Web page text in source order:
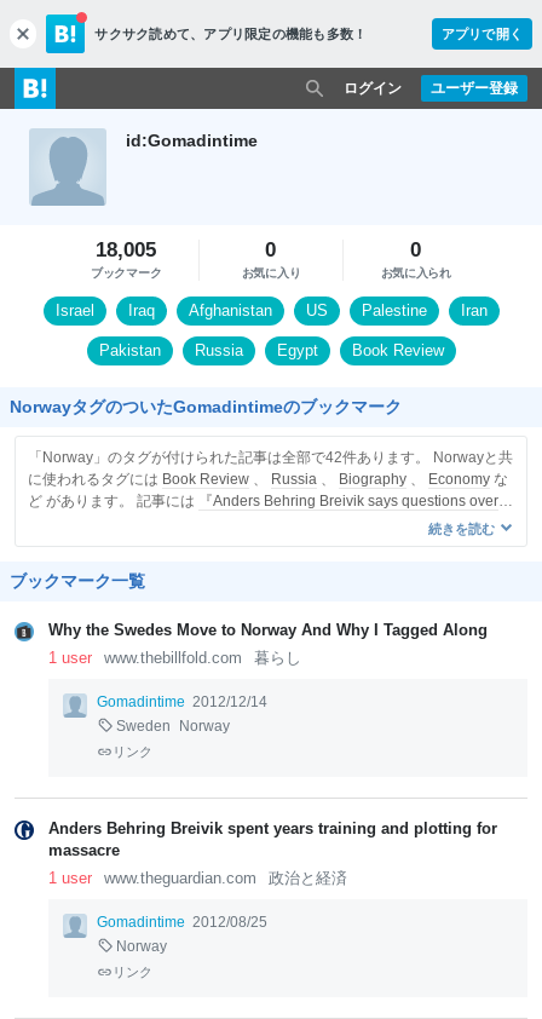
c
l
o
s
e
サクサク読めて、 アプリ限定の機能も多数！ アプリで開く
ユーザー登録
ログイン
id:Gomadintime
18,005
ブックマーク
0
お気に入り
0
お気に入られ
Israel Iraq Afghanistan US Palestine Iran
Pakistan Russia Egypt Book Review
NorwayタグのついたGomadintimeのブックマーク
「Norway」のタグが付けられた記事は全部で42件あります。 Norwayと共
に使われるタグには Book Review 、 Russia 、 Biography 、 Economy
ど があります。 記事には
『Anders Behring Breivik says questions over
続きを読む
ブックマーク一覧
Why the Swedes Move to Norway And Why I Tagged Along
1 user
www.thebillfold.com 暮らし
Gomadintime 2012/12/14
Sweden
Norway
リンク
Anders Behring Breivik spent years training and plotting for
massacre
1 user
www.theguardian.com 政治と経済
Gomadintime 2012/08/25
Norway
リンク